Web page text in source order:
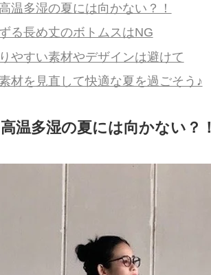
温多湿の夏には向かない？！
る長め丈のボトムスはNG
やすい素材やデザインは避けて
材を見直して快適な夏を過ごそう♪
温多湿の夏には向かない？！